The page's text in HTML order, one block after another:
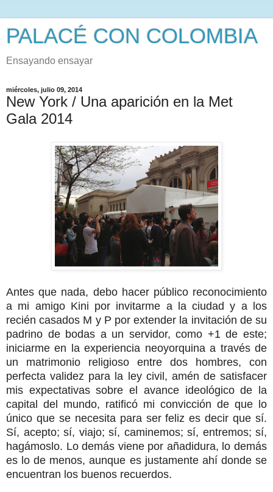
PALACÉ CON COLOMBIA
Ensayando ensayar
miércoles, julio 09, 2014
New York / Una aparición en la Met
Gala 2014
Antes que nada, debo hacer público reconocimiento
a mi amigo Kini por invitarme a la ciudad y a los
recién casados M y P por extender la invitación de su
padrino de bodas a un servidor, como +1 de este;
iniciarme en la experiencia neoyorquina a través de
un matrimonio religioso entre dos hombres, con
perfecta validez para la ley civil, amén de satisfacer
mis expectativas sobre el avance ideológico de la
capital del mundo, ratificó mi convicción de que lo
único que se necesita para ser feliz es decir que sí.
Sí, acepto; sí, viajo; sí, caminemos; sí, entremos; sí,
hagámoslo. Lo demás viene por añadidura, lo demás
es lo de menos, aunque es justamente ahí donde se
encuentran los buenos recuerdos.